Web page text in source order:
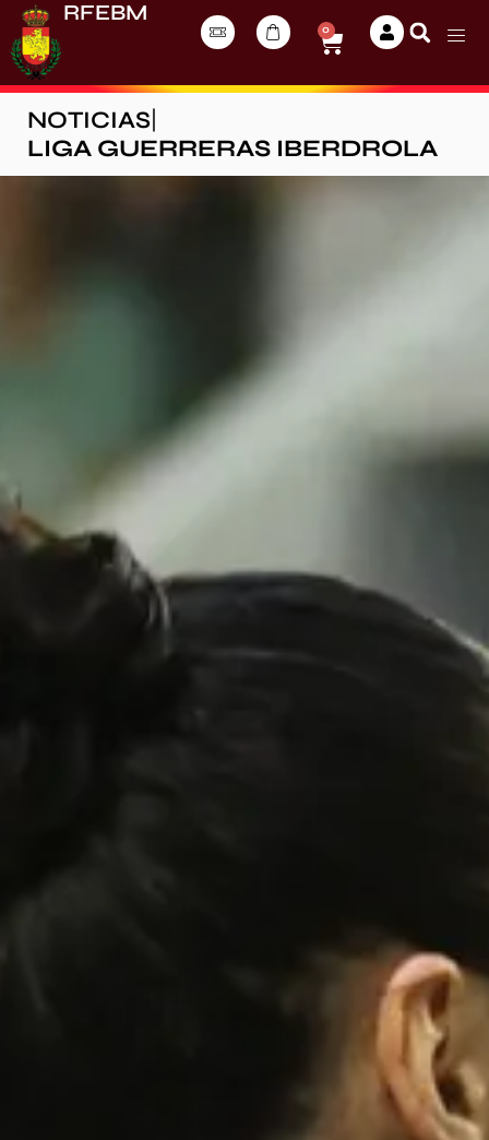
RFEBM
0
NOTICIAS
LIGA GUERRERAS IBERDROLA